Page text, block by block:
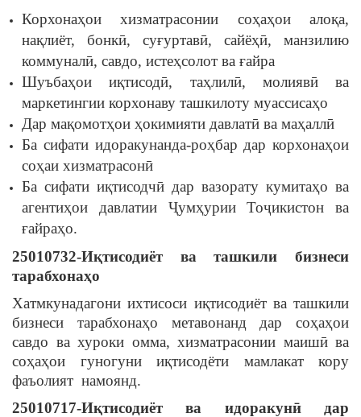
Корхонаҳои хизматрасонии соҳаҳои алоқа,
нақлиёт, бонкӣ, суғуртавӣ, сайёҳӣ, манзилию
коммуналӣ, савдо, истеҳсолот ва ғайра
Шуъбаҳои иқтисодӣ, таҳлилӣ, молиявӣ ва
маркетингии корхонаву ташкилоту муассисаҳо
Дар мақомотҳои ҳокимияти давлатӣ ва маҳаллӣ
Ба сифати идоракунанда-роҳбар дар корхонаҳои
соҳаи хизматрасонӣ
Ба сифати иқтисодчӣ дар вазорату кумитаҳо ва
агентиҳои давлатии Ҷумҳурии Тоҷикистон ва
ғайраҳо.
25010732-Иқтисодиёт ва ташкили
бизнеси
тарабхонаҳо
Хатмкунадагони ихтисоси иқтисодиёт ва ташкили
бизнеси тарабхонаҳо метавонанд дар соҳаҳои
савдо ва хуроки омма, хизматрасонии маишӣ ва
соҳаҳои гуногуни иқтисодёти мамлакат кору
фаъолият намоянд.
25010717-Иқтисодиёт ва идоракунӣ
дар